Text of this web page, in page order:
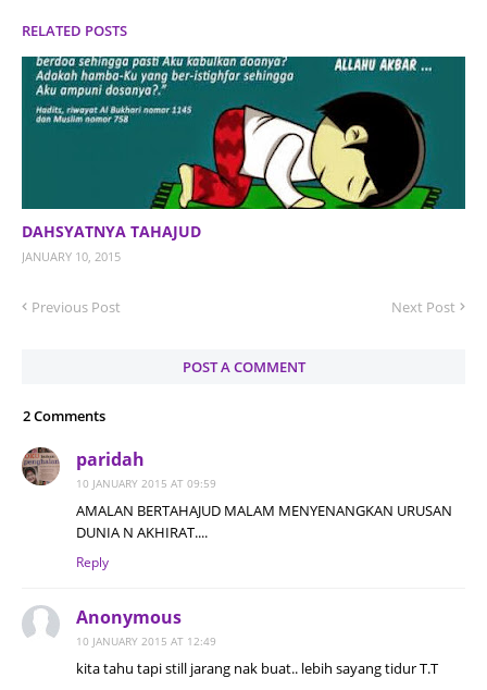
RELATED POSTS
DAHSYATNYA TAHAJUD
JANUARY 10, 2015
Previous Post Next Post
POST A COMMENT
2 Comments
paridah
10 JANUARY 2015 AT 09:59
AMALAN BERTAHAJUD MALAM MENYENANGKAN URUSAN
DUNIA N AKHIRAT....
Reply
Anonymous
10 JANUARY 2015 AT 12:49
kita tahu tapi still jarang nak buat.. lebih sayang tidur T.T